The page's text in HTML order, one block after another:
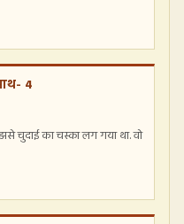
4
चुदाई का चस्का लग गया था. वो